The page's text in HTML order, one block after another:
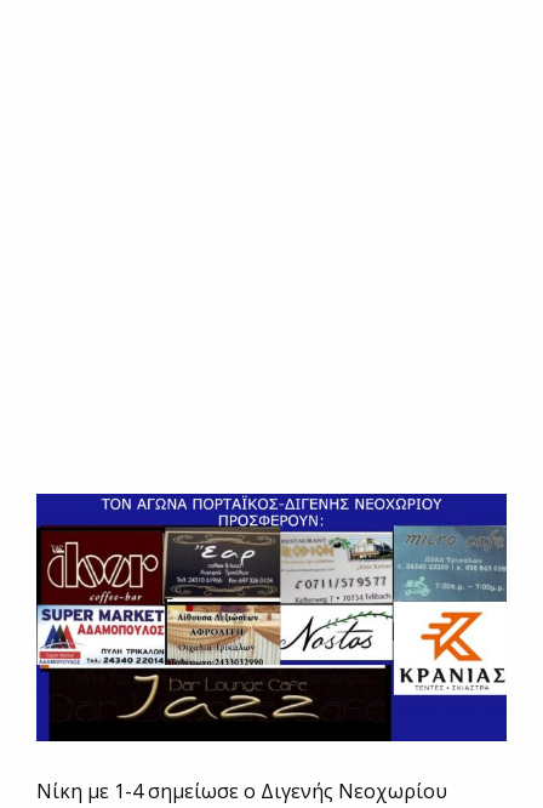
Νίκη με 1-4 σημείωσε ο Διγενής Νεοχωρίου